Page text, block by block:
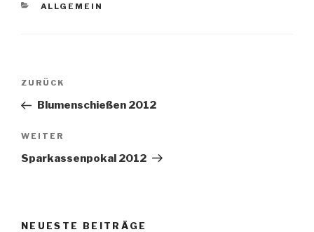
KATEGORIEN
ALLGEMEIN
Beitragsnavigation
Vorheriger
Beitrag
ZURÜCK
Blumenschießen 2012
Nächster
Beitrag
WEITER
Sparkassenpokal 2012
NEUESTE BEITRÄGE